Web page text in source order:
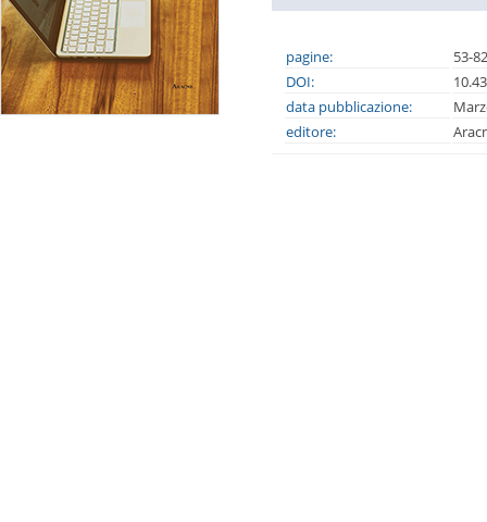
pagine:
53-82
DOI:
data pubblicazione:
editore: